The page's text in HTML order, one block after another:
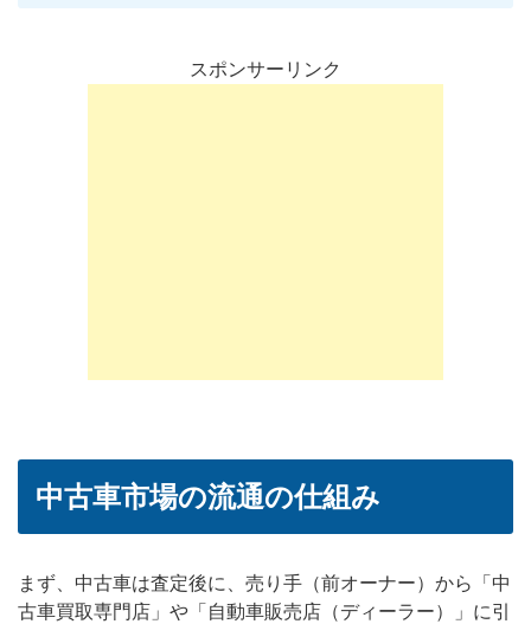
スポンサーリンク
中古車市場の流通の仕組み
まず、中古車は査定後に、売り手（前オーナー）から「中
古車買取専門店」や「自動車販売店（ディーラー）」に引